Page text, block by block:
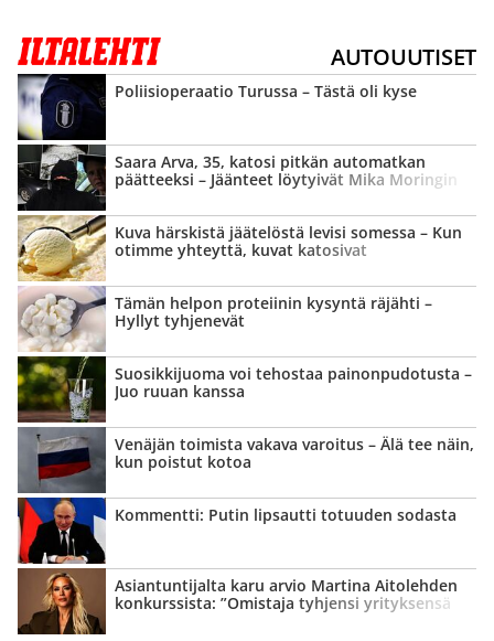
AUTOUUTISET
Poliisi­operaatio Turussa – Tästä oli kyse
Saara Arva, 35, katosi pitkän automatkan
päätteeksi – Jäänteet löytyivät Mika Moringin
Kuva härskistä jäätelöstä levisi somessa – Kun
otimme yhteyttä, kuvat katosivat
Tämän helpon proteiinin kysyntä räjähti –
Hyllyt tyhjenevät
Suosikkijuoma voi tehostaa painon­pudotusta –
Juo ruuan kanssa
Venäjän toimista vakava varoitus – Älä tee näin,
kun poistut kotoa
Kommentti: Putin lipsautti totuuden sodasta
Asian­tuntijalta karu arvio Martina Aitolehden
konkurssista: ”Omistaja tyhjensi yrityksensä